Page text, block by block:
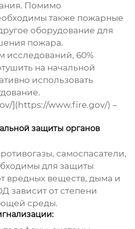
Помимо
также пожарные
оборудование для
пожара.
исследований, 60%
на начальной
использовать
](https://www.fire.gov/) –
защиты органов
самоспасатели,
для защиты
вредных веществ, дыма и
зависит от степени
среды.